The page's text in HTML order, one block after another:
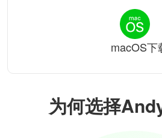
为何选择
macOS下